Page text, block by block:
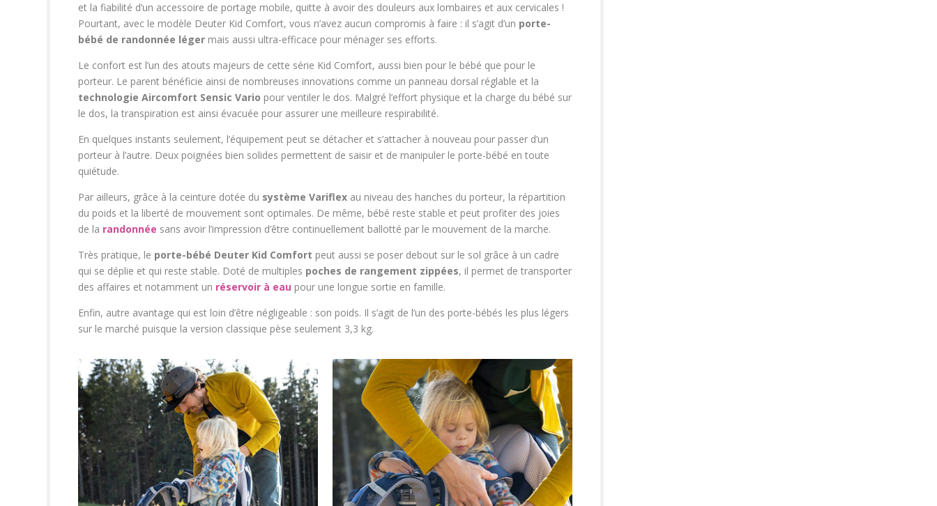
et la fiabilité d’un accessoire de portage mobile, quitte à avoir des douleurs aux lombaires et aux cervicales !
Pourtant, avec le modèle Deuter Kid Comfort, vous n’avez aucun compromis à faire : il s’agit d’un porte-
bébé de randonnée légermais aussi ultra-efficace pour ménager ses efforts.
Le confort est l’un des atouts majeurs de cette série Kid Comfort, aussi bien pour le bébé que pour le
porteur. Le parent bénéficie ainsi de nombreuses innovations comme un panneau dorsal réglable et la
technologie Aircomfort Sensic Vario pour ventiler le dos. Malgré l’effort physique et la charge du bébé sur
le dos, la transpiration est ainsi évacuée pour assurer une meilleure respirabilité.
En quelques instants seulement, l’équipement peut se détacher et s’attacher à nouveau pour passer d’un
porteur à l’autre. Deux poignées bien solides permettent de saisir et de manipuler le porte-bébé en toute
quiétude.
Par ailleurs, grâce à la ceinture dotée du système Variflexau niveau des hanches du porteur, la répartition
du poids et la liberté de mouvement sont optimales. De même, bébé reste stable et peut profiter des joies
de la randonnée sans avoir l’impression d’être continuellement ballotté par le mouvement de la marche.
Très pratique, le porte-bébé Deuter Kid Comfort peut aussi se poser debout sur le sol grâce à un cadre
qui se déplie et qui reste stable. Doté de multiples poches de rangement zippées, il permet de transporter
des affaires et notamment un réservoir à eau pour une longue sortie en famille.
Enfin, autre avantage qui est loin d’être négligeable : son poids. Il s’agit de l’un des porte-bébés les plus légers
sur le marché puisque la version classique pèse seulement 3,3 kg.